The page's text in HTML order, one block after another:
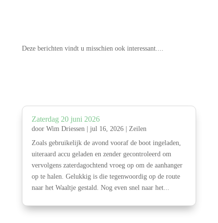
Deze berichten vindt u misschien ook interessant....
Zaterdag 20 juni 2026
door Wim Driessen | jul 16, 2026| Zeilen
Zoals gebruikelijk de avond vooraf de boot ingeladen,
uiteraard accu geladen en zender gecontroleerd om
vervolgens zaterdagochtend vroeg op om de aanhanger
op te halen. Gelukkig is die tegenwoordig op de route
naar het Waaltje gestald. Nog even snel naar het...